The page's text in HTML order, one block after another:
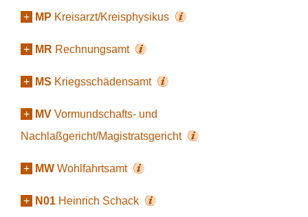
+ MP Kreisarzt/Kreisphysikus
+ MR Rechnungsamt
+ MS Kriegsschädensamt
+ MV Vormundschafts- und
Nachlaßgericht/Magistratsgericht
+ MW Wohlfahrtsamt
+ N01 Heinrich Schack